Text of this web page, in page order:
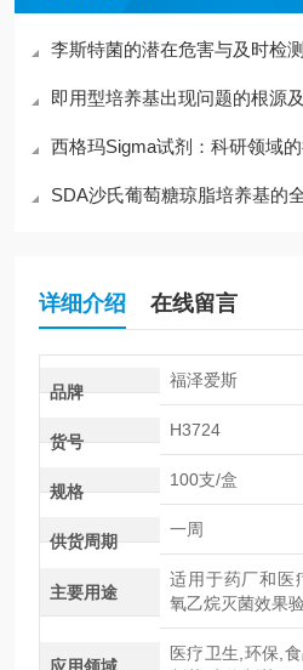
李斯特菌的潜在危害与及时检
即用型培养基出现问题的根源
西格玛Sigma试剂：科研领域
SDA沙氏葡萄糖琼脂培养基的
详细介绍 在线留言
品牌
福泽爱斯
货号
H3724
规格
100支/盒
供货周期
一周
主要用途
适用于药厂和医
氧乙烷灭菌效果验
应用领域
医疗卫生,环保,